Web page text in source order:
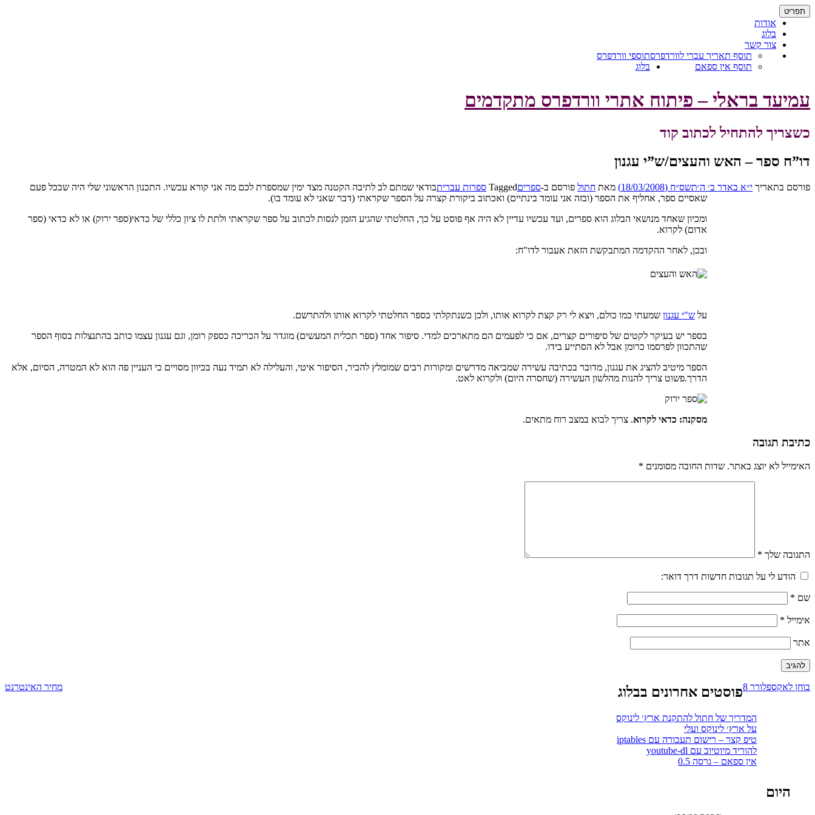
דילוג
לתוכן
תפריט
אודות
בלוג
צור קשר
תוספי וורדפרסתוסף תאריך עברי לוורדפרס
תוסף אין ספאם
בלוג
עמיעד בראלי – פיתוח אתרי וורדפרס מתקדמים
כשצריך להתחיל לכתוב קוד
דו”ח ספר – האש והעצים/ש”י עגנון
פורסם בתאריך י״א באדר ב׳ ה׳תשס״ח (18/03/2008) מאת חתול פורסם ב-ספריםTagged ספרות עבריתבודאי שמתם לב לתיבה הקטנה מצד ימין שמספרת לכם מה אני קורא עכשיו. התכנון הראשוני שלי היה שבכל פעם
שאסיים ספר, אחליף את הספר (ובזה אני עומד בינתיים) ואכתוב ביקורת קצרה על הספר שקראתי (דבר שאני לא עומד בו).
ומכיון שאחד מנושאי הבלוג הוא ספרים, ועד עכשיו עדיין לא היה אף פוסט על כך, החלטתי שהגיע הזמן לנסות לכתוב על ספר שקראתי ולתת לו ציון כללי של כדאי(ספר ירוק) או לא כדאי (ספר
אדום) לקרוא.
ובכן, לאחר ההקדמה המתבקשת הזאת אעבור לדו"ח:
על ש"י עגנון שמעתי כמו כולם, ויצא לי רק קצת לקרוא אותו, ולכן כשנתקלתי בספר החלטתי לקרוא אותו ולהתרשם.
בספר יש בעיקר לקטים של סיפורים קצרים, אם כי לפעמים הם מתארכים למדי. סיפור אחד (ספר תכלית המעשים) מוגדר על הכריכה כספק רומן, וגם עגנון עצמו כותב בהתנצלות בסוף הספר
שהתכוון לפרסמו כרומן אבל לא הסתייע בידו.
הספר מיטיב להציג את עגנון, מדובר בכתיבה עשירה שמביאה מדרשים ומקורות רבים שמומלץ להכיר, הסיפור איטי, והעלילה לא תמיד נעה בכיוון מסויים כי העניין פה הוא לא המטרה, הסיום, אלא
הדרך.פשוט צריך להנות מהלשון העשירה (שחסרה היום) ולקרוא לאט.
מסקנה: כדאי לקרוא. צריך לבוא במצב רוח מתאים.
כתיבת תגובה
האימייל לא יוצג באתר. שדות החובה מסומנים *
התגובה שלך *
הודע לי על תגובות חדשות דרך דואר:
שם *
אימייל *
אתר
ניווט
בוחן לאקספלורר 8 מחיר האינטרנט פוסטים אחרונים בבלוג
המדריך של חתול להתקנת ארץ׳ לינוקס
על ארץ׳ לינוקס ועלי
טיפ קצר – רישום תעבורה עם iptables
להוריד מיוטיוב עם youtube-dl
אין ספאם – גרסה 0.5
היום